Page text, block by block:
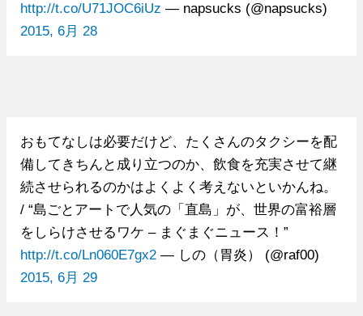
http://t.co/U71JOC6iUz — napsucks (@napsucks)
2015, 6月 28
おもてなしは必要だけど、たくさんのタクシーを配
備してきちんと成り立つのか、飲食を充実させて継
続させられるのかはよくよく考えないといかんね。
/ “島ごとアートで人気の「直島」が、世界の富裕層
をしらけさせるワケ – まぐまぐニュース！”
http://t.co/Ln060E7gx2— しの（胃炎） (@raf00)
2015, 6月 29